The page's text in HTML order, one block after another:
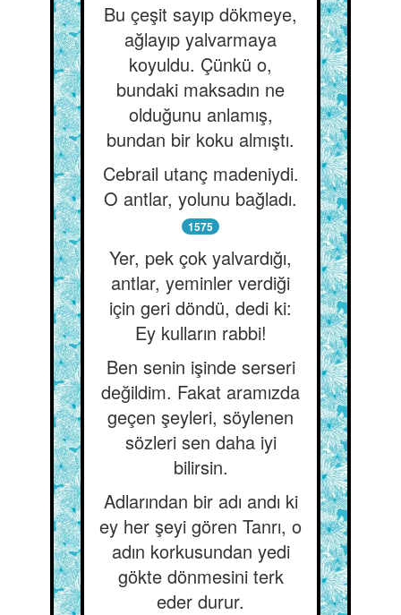
Bu çeşit sayıp dökmeye,
ağlayıp yalvarmaya
koyuldu. Çünkü o,
bundaki maksadın ne
olduğunu anlamış,
bundan bir koku almıştı.
Cebrail utanç madeniydi.
O antlar, yolunu bağladı.
1575
Yer, pek çok yalvardığı,
antlar, yeminler verdiği
için geri döndü, dedi ki:
Ey kulların rabbi!
Ben senin işinde serseri
değildim. Fakat aramızda
geçen şeyleri, söylenen
sözleri sen daha iyi
bilirsin.
Adlarından bir adı andı ki
ey her şeyi gören Tanrı, o
adın korkusundan yedi
gökte dönmesini terk
eder durur.